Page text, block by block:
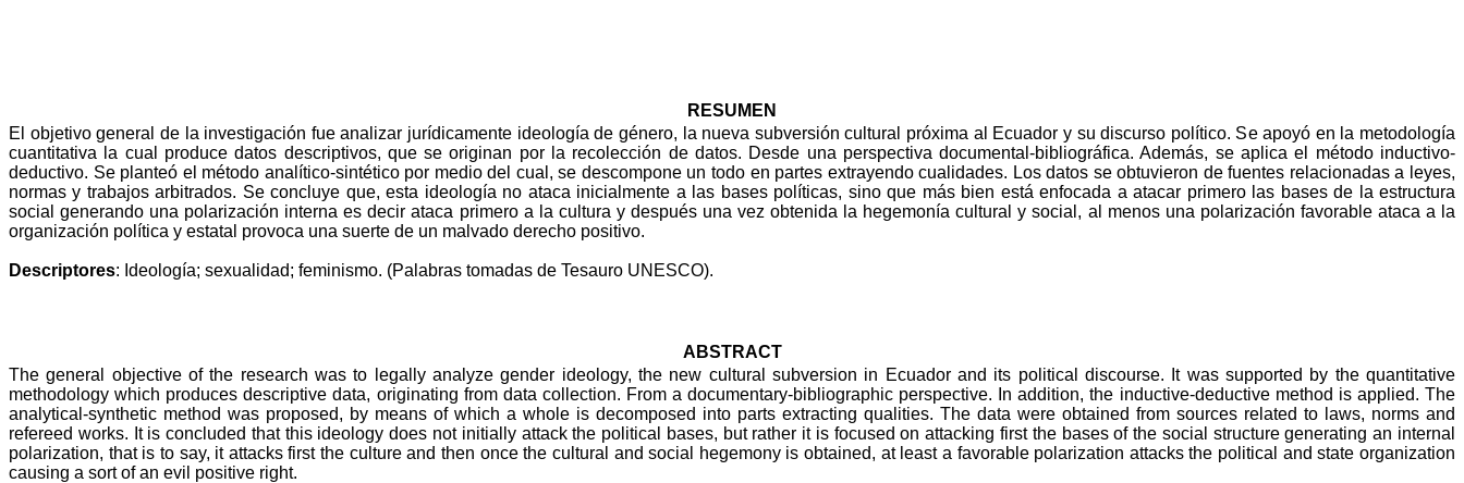
RESUMEN
El objetivo general de la investigación fue analizar jurídicamente ideología de género, la nueva subversión cultural próxima al Ecuador y su discurso político. Se apoyó en la metodología
cuantitativa la cual produce datos descriptivos, que se originan por la recolección de datos. Desde una perspectiva documental-bibliográfica. Además, se aplica el método inductivo-
deductivo. Se planteó el método analítico-sintético por medio del cual, se descompone un todo en partes extrayendo cualidades. Los datos se obtuvieron de fuentes relacionadas a leyes,
normas y trabajos arbitrados. Se concluye que,esta ideología no ataca inicialmente a las bases políticas, sino que más bien está enfocada a atacar primero las bases de la estructura
social generando una polarización interna es decir ataca primero a la cultura y después una vez obtenida la hegemonía cultural y social, al menos una polarización favorable ataca a la
organización política y estatal provoca una suerte de un malvado derecho positivo.
Descriptores: Ideología; sexualidad; feminismo. (Palabras tomadas de Tesauro UNESCO).
ABSTRACT
The general objective of the research was to legally analyze gender ideology, the new cultural subversion in Ecuador and its political discourse. It was supported by the quantitative
methodology which produces descriptive data, originating from data collection. From a documentary-bibliographic perspective. In addition, the inductive-deductive method is applied. The
analytical-synthetic method was proposed, by means of which a whole is decomposed into parts extracting qualities. The data were obtained from sources related to laws, norms and
refereed works. It is concluded that this ideology does not initially attack the political bases, but rather it is focused on attacking first the bases of the social structure generating an internal
polarization, that is to say, it attacks first the culture and then once the cultural and social hegemony is obtained, at least a favorable polarization attacks the political and state organization
causing a sort of an evil positive right.